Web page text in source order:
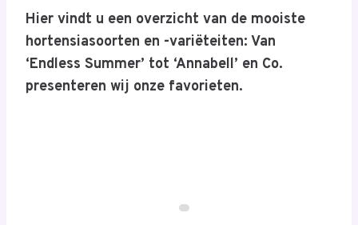
Hier vindt u een overzicht van de mooiste
hortensiasoorten en -variëteiten: Van
‘Endless Summer’ tot ‘Annabell’ en Co.
presenteren wij onze favorieten.